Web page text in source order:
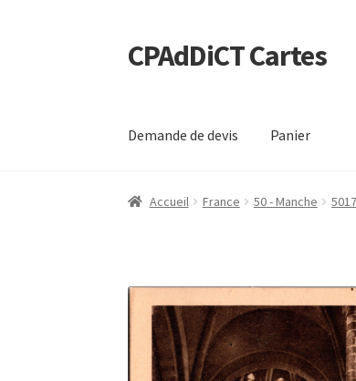
Aller
à
Aller
au
CPAdDiCT Cartes
Demande de devis Panier
Accueil France 50 - Manche